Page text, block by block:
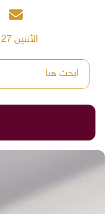
الأثنين 27 صفر 1448 / 10-8-2026